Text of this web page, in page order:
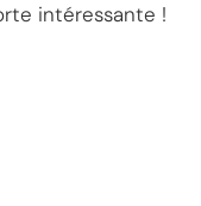
intéressante !